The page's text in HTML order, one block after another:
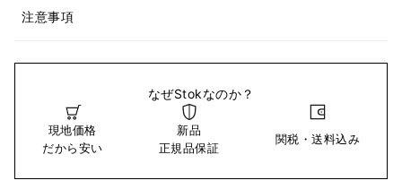
注意事項
なぜStokなのか？
現地価格
だから安い
新品
正規品保証
関税・送料込み